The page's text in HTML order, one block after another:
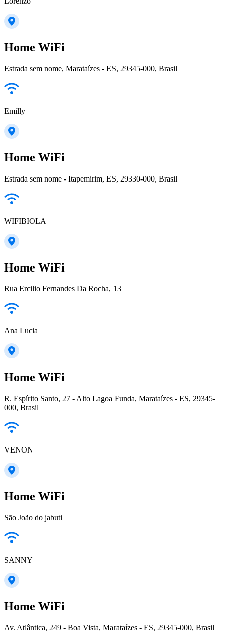
Home WiFi
Estrada sem nome, Marataízes - ES, 29345-000, Brasil
Emilly
Home WiFi
Estrada sem nome - Itapemirim, ES, 29330-000, Brasil
WIFIBIOLA
Home WiFi
Rua Ercilio Fernandes Da Rocha, 13
Ana Lucia
Home WiFi
R. Espírito Santo, 27 - Alto Lagoa Funda, Marataízes - ES, 29345-
000, Brasil
VENON
Home WiFi
São João do jabuti
SANNY
Home WiFi
Av. Atlântica, 249 - Boa Vista, Marataízes - ES, 29345-000, Brasil